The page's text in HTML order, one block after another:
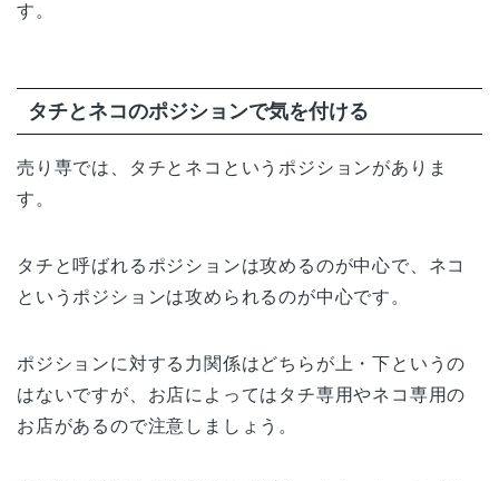
す。
タチとネコのポジションで気を付ける
売り専では、タチとネコというポジションがありま
す。
タチと呼ばれるポジションは攻めるのが中心で、ネコ
というポジションは攻められるのが中心です。
ポジションに対する力関係はどちらが上・下というの
はないですが、お店によってはタチ専用やネコ専用の
お店があるので注意しましょう。